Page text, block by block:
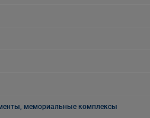
мемориальные комплексы